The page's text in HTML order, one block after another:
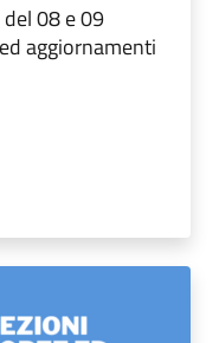
08 e 09
aggiornamenti